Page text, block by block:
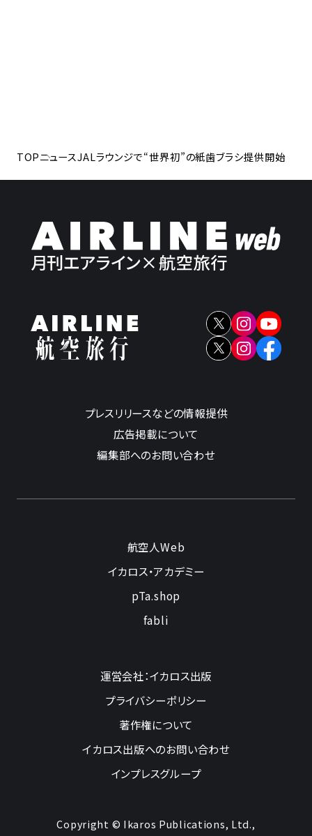
TOPニュースJALラウンジで“世界初”の紙歯ブラシ提供開始
プレスリリースなどの情報提供
広告掲載について
編集部へのお問い合わせ
航空人Web
イカロス・アカデミー
pTa.shop
fabli
運営会社：イカロス出版
プライバシーポリシー
著作権について
イカロス出版へのお問い合わせ
インプレスグループ
Copyright © Ikaros Publications, Ltd.,